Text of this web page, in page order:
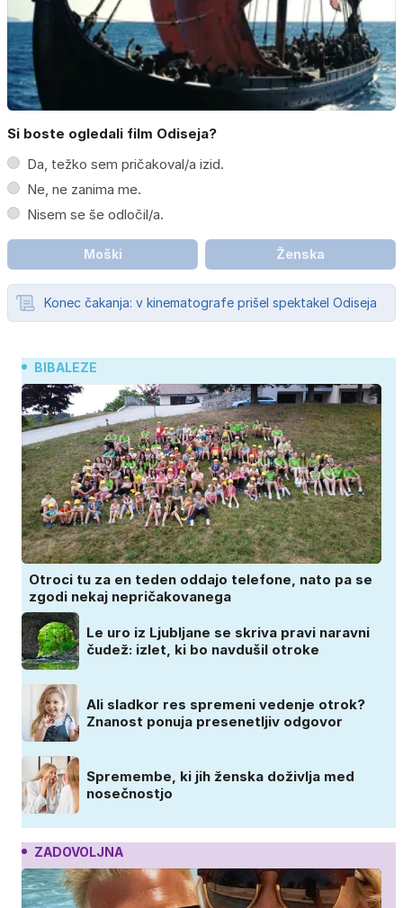
Si boste ogledali film Odiseja?
Da, težko sem pričakoval/a izid.
Ne, ne zanima me.
Nisem se še odločil/a.
Moški Ženska
Konec čakanja: v kinematografe prišel spektakel Odiseja
BIBALEZE
Otroci tu za en teden oddajo telefone, nato pa se
zgodi nekaj nepričakovanega
Le uro iz Ljubljane se skriva pravi naravni
čudež: izlet, ki bo navdušil otroke
Ali sladkor res spremeni vedenje otrok?
Znanost ponuja presenetljiv odgovor
Spremembe, ki jih ženska doživlja med
nosečnostjo
ZADOVOLJNA